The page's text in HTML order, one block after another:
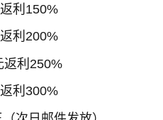
利150%
利200%
利250%
利300%